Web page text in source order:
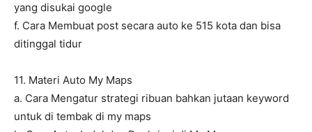
yang disukai google
f. Cara Membuat post secara auto ke 515 kota dan bisa
ditinggal tidur
11. Materi Auto My Maps
a. Cara Mengatur strategi ribuan bahkan jutaan keyword
untuk di tembak di my maps